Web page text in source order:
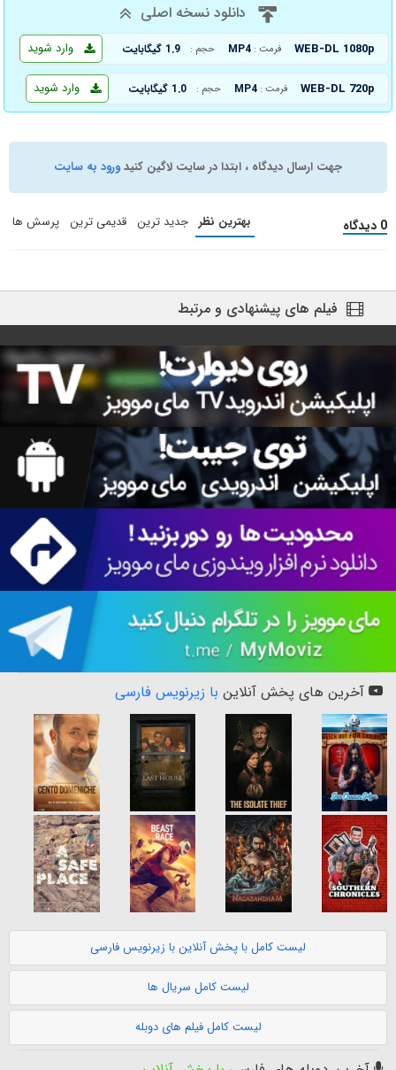
دانلود نسخه اصلی
WEB-DL 1080p فرمت : MP4 حجم : 1.9 گیگابایت وارد شوید
WEB-DL 720p فرمت : MP4 حجم : 1.0 گیگابایت وارد شوید
جهت ارسال دیدگاه ، ابتدا در سایت لاگین کنیدورود به سایت
0 دیدگاه بهترین نظر جدید ترین قدیمی ترین پرسش ها
فیلم های پیشنهادی و مرتبط
آخرین های پخش آنلاین با زیرنویس فارسی
لیست کامل با پخش آنلاین با زیرنویس فارسی
لیست کامل سریال ها
لیست کامل فیلم های دوبله